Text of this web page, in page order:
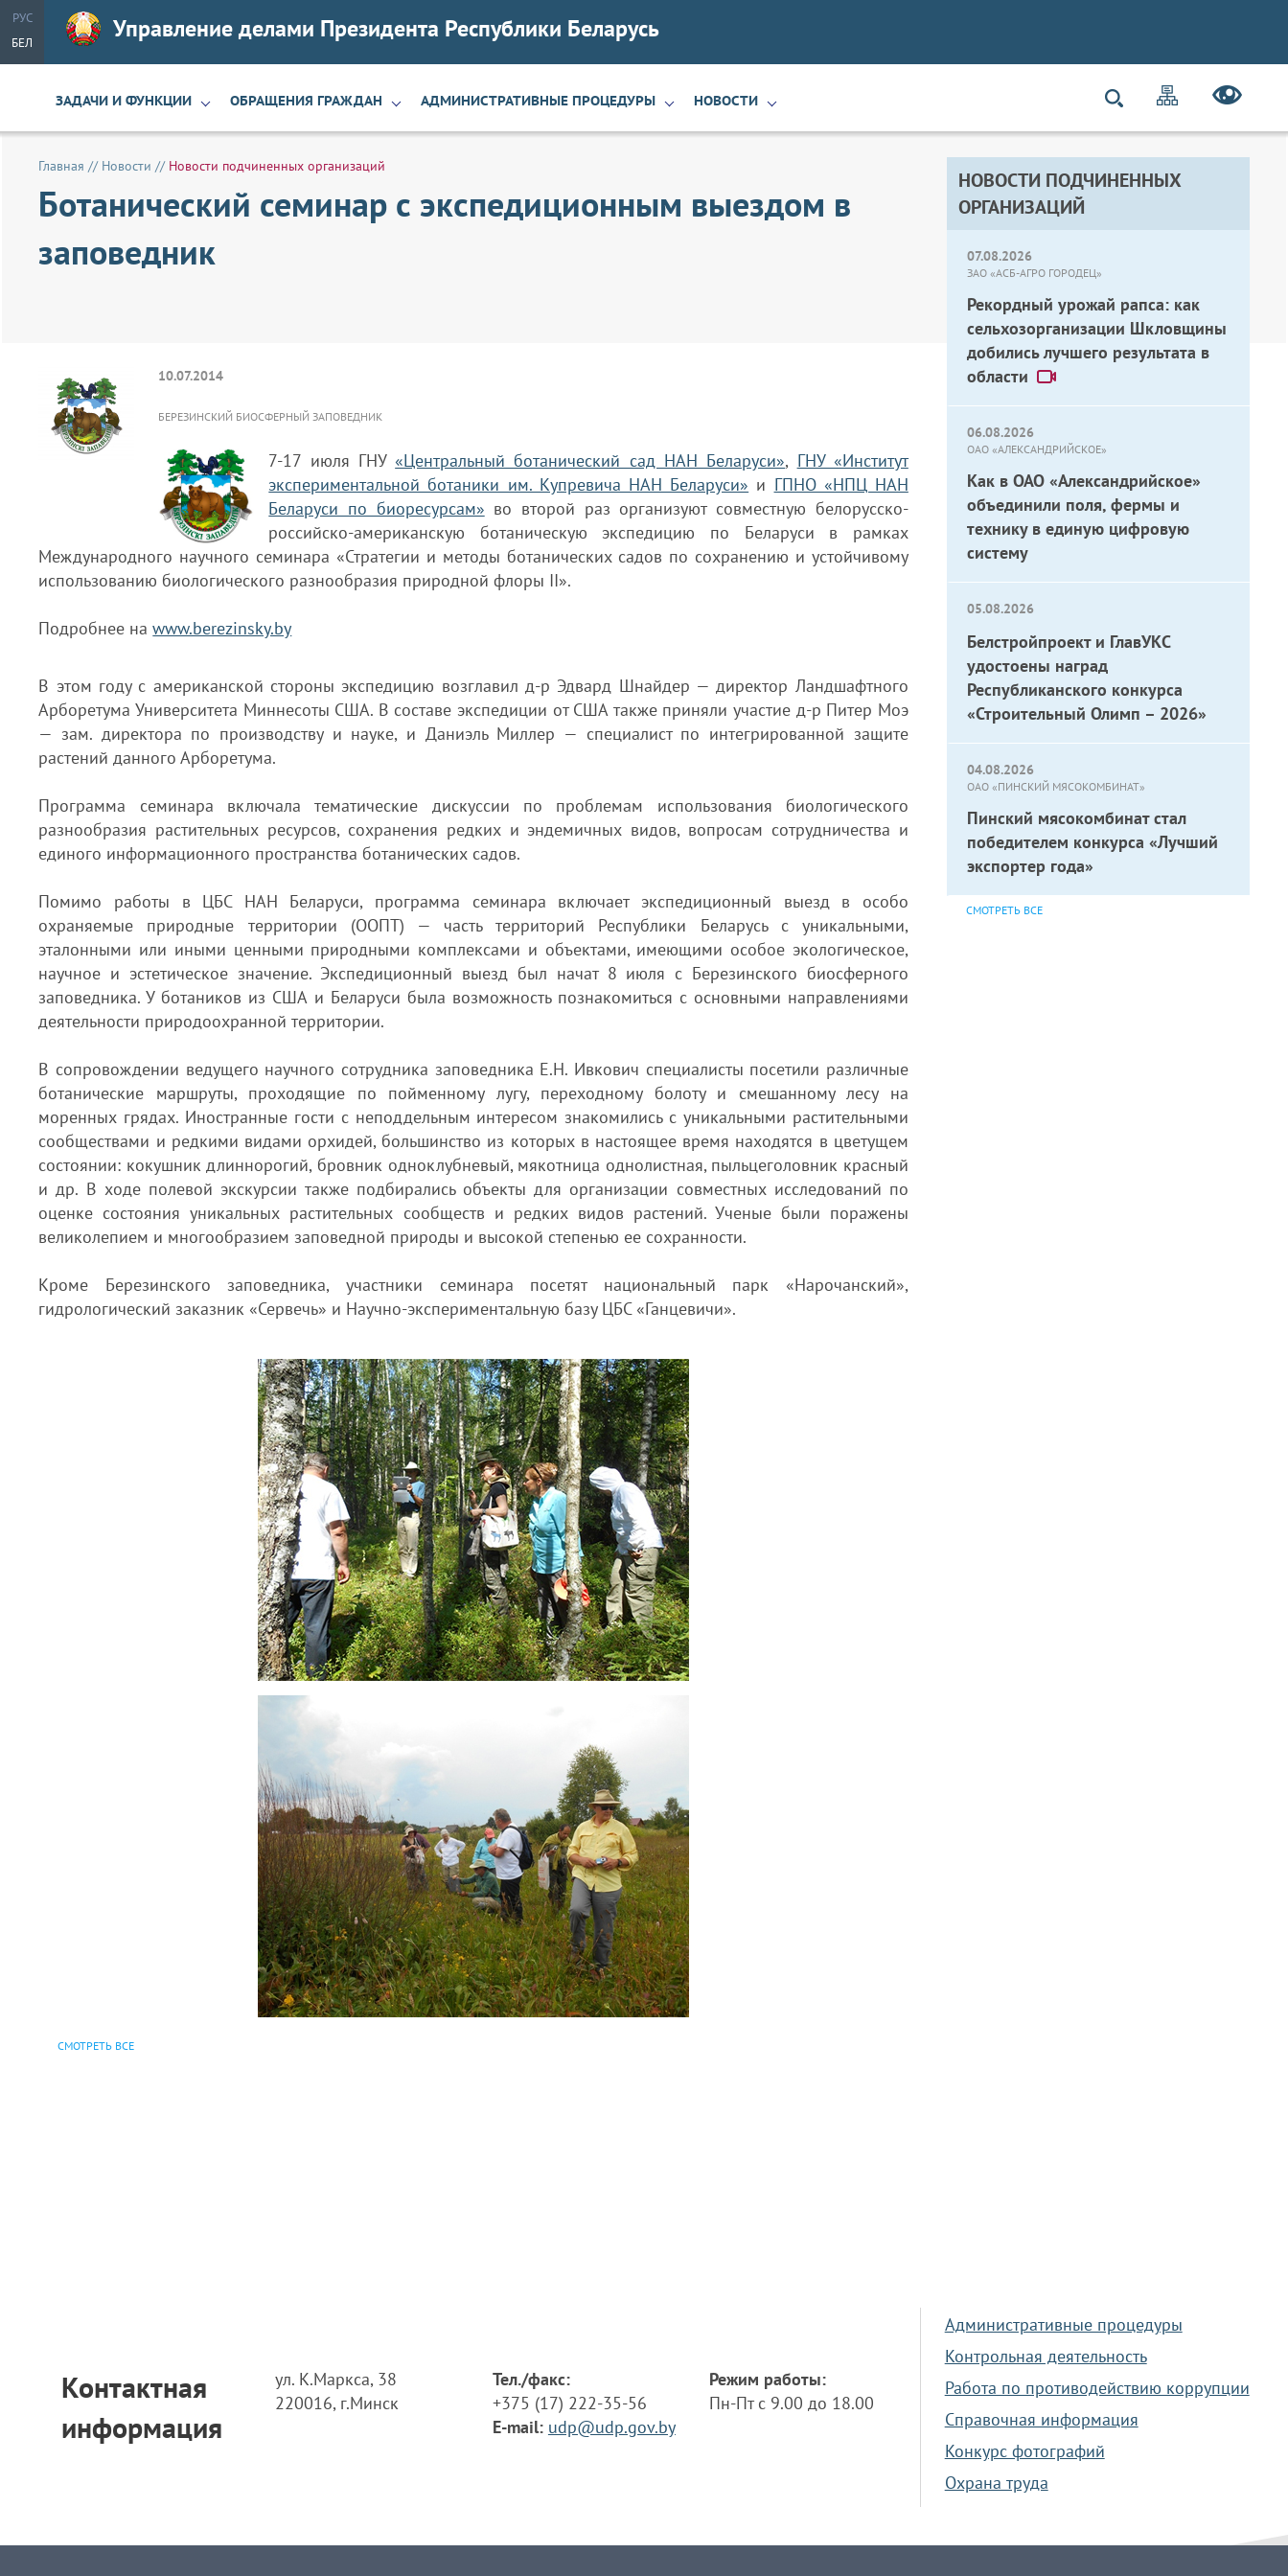
РУС
БЕЛ
Управление делами Президента Республики Беларусь
ЗАДАЧИ И ФУНКЦИИ ОБРАЩЕНИЯ ГРАЖДАН АДМИНИСТРАТИВНЫЕ ПРОЦЕДУРЫ НОВОСТИ
НОВОСТИ ПОДЧИНЕННЫХ
ОРГАНИЗАЦИЙ
07.08.2026
ЗАО «АСБ-АГРО ГОРОДЕЦ»
Рекордный урожай рапса: как
сельхозорганизации Шкловщины
добились лучшего результата в
области
06.08.2026
ОАО «АЛЕКСАНДРИЙСКОЕ»
Как в ОАО «Александрийское»
объединили поля, фермы и
технику в единую цифровую
систему
05.08.2026
Белстройпроект и ГлавУКС
удостоены наград
Республиканского конкурса
«Строительный Олимп – 2026»
04.08.2026
ОАО «ПИНСКИЙ МЯСОКОМБИНАТ»
Пинский мясокомбинат стал
победителем конкурса «Лучший
экспортер года»
СМОТРЕТЬ ВСЕ
Главная // Новости // Новости подчиненных организаций
Ботанический семинар с экспедиционным выездом в
заповедник
10.07.2014
БЕРЕЗИНСКИЙ БИОСФЕРНЫЙ ЗАПОВЕДНИК
7-17 июля ГНУ «Центральный ботанический сад НАН Беларуси», ГНУ «Институт
экспериментальной ботаники им. Купревича НАН Беларуси» и ГПНО «НПЦ НАН
Беларуси по биоресурсам» во второй раз организуют совместную белорусско-
российско-американскую ботаническую экспедицию по Беларуси в рамках
Международного научного семинара «Стратегии и методы ботанических садов по сохранению и устойчивому
использованию биологического разнообразия природной флоры II».
Подробнее наwww.berezinsky.by
В этом году с американской стороны экспедицию возглавил д-р Эдвард Шнайдер — директор Ландшафтного
Арборетума Университета Миннесоты США. В составе экспедиции от США также приняли участие д-р Питер Моэ
— зам. директора по производству и науке, и Даниэль Миллер — специалист по интегрированной защите
растений данного Арборетума.
Программа семинара включала тематические дискуссии по проблемам использования биологического
разнообразия растительных ресурсов, сохранения редких и эндемичных видов, вопросам сотрудничества и
единого информационного пространства ботанических садов.
Помимо работы в ЦБС НАН Беларуси, программа семинара включает экспедиционный выезд в особо
охраняемые природные территории (ООПТ) — часть территорий Республики Беларусь с уникальными,
эталонными или иными ценными природными комплексами и объектами, имеющими особое экологическое,
научное и эстетическое значение. Экспедиционный выезд был начат 8 июля с Березинского биосферного
заповедника. У ботаников из США и Беларуси была возможность познакомиться с основными направлениями
деятельности природоохранной территории.
В сопровождении ведущего научного сотрудника заповедника Е.Н. Ивкович специалисты посетили различные
ботанические маршруты, проходящие по пойменному лугу, переходному болоту и смешанному лесу на
моренных грядах. Иностранные гости с неподдельным интересом знакомились с уникальными растительными
сообществами и редкими видами орхидей, большинство из которых в настоящее время находятся в цветущем
состоянии: кокушник длиннорогий, бровник одноклубневый, мякотница однолистная, пыльцеголовник красный
и др. В ходе полевой экскурсии также подбирались объекты для организации совместных исследований по
оценке состояния уникальных растительных сообществ и редких видов растений. Ученые были поражены
великолепием и многообразием заповедной природы и высокой степенью ее сохранности.
Кроме Березинского заповедника, участники семинара посетят национальный парк «Нарочанский»,
гидрологический заказник «Сервечь» и Научно-экспериментальную базу ЦБС «Ганцевичи».
СМОТРЕТЬ ВСЕ
Контактная
информация
ул. К.Маркса, 38
220016, г.Минск
Тел./факс:
+375 (17) 222-35-56
E-mail: udp@udp.gov.by
Режим работы:
Пн-Пт с 9.00 до 18.00
Административные процедуры
Контрольная деятельность
Работа по противодействию коррупции
Справочная информация
Конкурс фотографий
Охрана труда